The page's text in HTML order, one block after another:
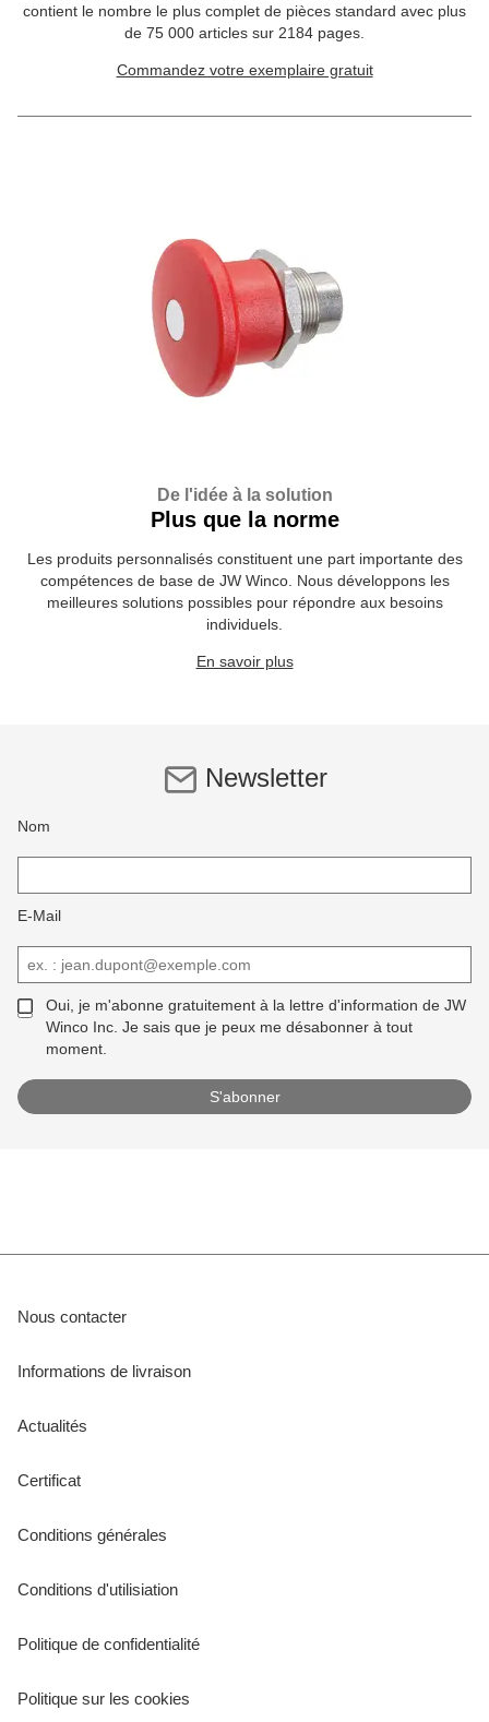
contient le nombre le plus complet de pièces standard avec plus
de 75 000 articles sur 2184 pages.
Commandez votre exemplaire gratuit
De l'idée à la solution
Plus que la norme
Les produits personnalisés constituent une part importante des
compétences de base de JW Winco. Nous développons les
meilleures solutions possibles pour répondre aux besoins
individuels.
En savoir plus
Newsletter
Nom
E-Mail
Oui, je m'abonne gratuitement à la lettre d'information de JW
Winco Inc. Je sais que je peux me désabonner à tout
moment.
Nous contacter
Informations de livraison
Actualités
Certificat
Conditions générales
Conditions d'utilisiation
Politique de confidentialité
Politique sur les cookies